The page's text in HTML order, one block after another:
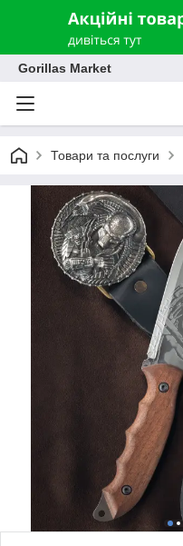
Gorillas Market
Товари та послуги